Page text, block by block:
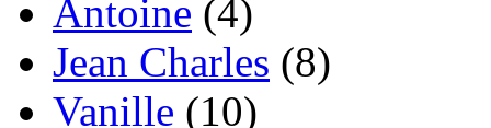
Antoine (4)
Jean Charles (8)
Vanille (10)